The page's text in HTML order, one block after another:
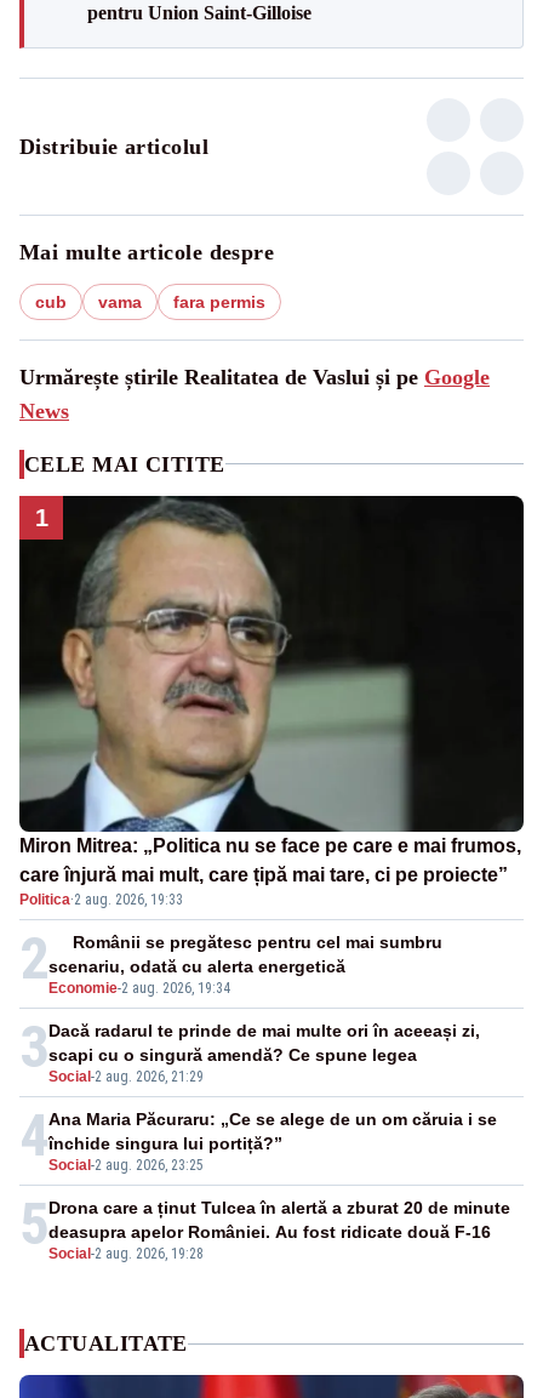
pentru Union Saint-Gilloise
Distribuie articolul
Mai multe articole despre
cub vama fara permis
Urmărește știrile Realitatea de Vaslui și pe Google
News
CELE MAI CITITE
1
Miron Mitrea: „Politica nu se face pe care e mai frumos,
care înjură mai mult, care țipă mai tare, ci pe proiecte”
Politica·2 aug. 2026, 19:33
2 Economie-2 aug. 2026, 19:34
Românii se pregătesc pentru cel mai sumbru
scenariu, odată cu alerta energetică
3Social -2 aug. 2026, 21:29
Dacă radarul te prinde de mai multe ori în aceeași zi,
scapi cu o singură amendă? Ce spune legea
4Social -2 aug. 2026, 23:25
Ana Maria Păcuraru: „Ce se alege de un om căruia i se
închide singura lui portiță?”
5Social -2 aug. 2026, 19:28
Drona care a ținut Tulcea în alertă a zburat 20 de minute
deasupra apelor României. Au fost ridicate două F-16
ACTUALITATE